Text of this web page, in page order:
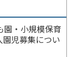
園・小規模保育
児募集につい